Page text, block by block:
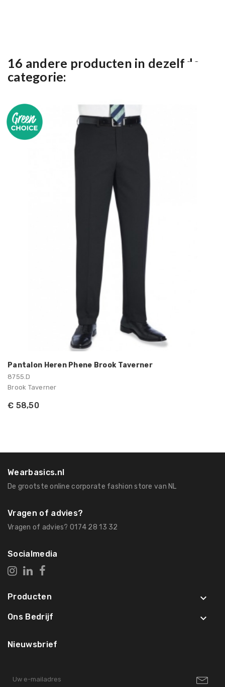
16 andere producten in dezelfde
categorie:
Pantalon Heren Phene Brook Taverner
8755.D
Brook Taverner
€ 58,50
Wearbasics.nl
De grootste online corporate fashion store van NL
Vragen of advies?
Vragen of advies? 0174 28 13 32
Socialmedia
Producten 
Ons Bedrijf 
Nieuwsbrief